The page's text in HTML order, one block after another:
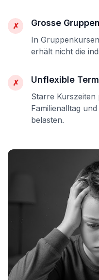
✗ Grosse
In
erhält nicht die
✗ Unflexible
Starre Kurszeiten
Familienalltag
belasten.